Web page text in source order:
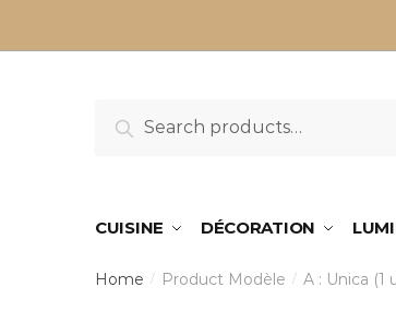
for:
Search
CUISINE DÉCORATION
Home / Product Modèle / A : Unica (1